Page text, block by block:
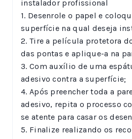
instalador profissional
1. Desenrole o papel e
superfície na qual deseja
2. Tire a película protetora
das pontas e aplique-a na
3. Com auxílio de uma
adesivo contra a superfície;
4. Após preencher toda a
adesivo, repita o processo
se atente para casar os
5. Finalize realizando os